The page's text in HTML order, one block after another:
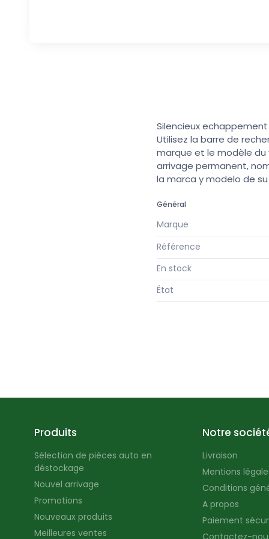
Silencieux echappement
Utilisez la barre de
marque et le modèle du
arrivage permanent,
la marca y modelo de
Général
Marque
Référence
En stock
État
Produits
Sélection de pièces auto en
déstockage
Nouvel arrivage
Promotions
Nouveaux produits
Meilleures ventes
Notre
Livraison
Mentions
Conditions
A propos
Paiement
Contactez-